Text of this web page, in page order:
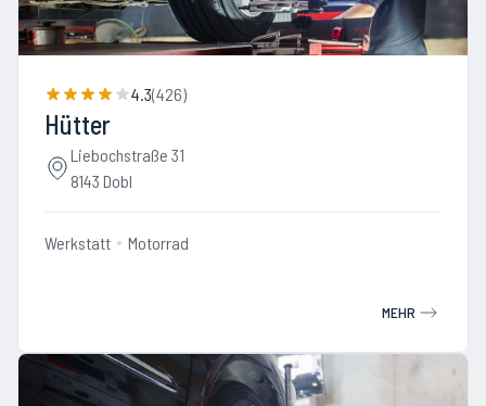
4.3(426)
Hütter
Liebochstraße 31
8143 Dobl
Werkstatt Motorrad
MEHR